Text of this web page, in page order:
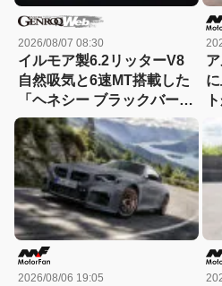
2026/08/07 08:30
イルモア製6.2リッターV8
自然吸気と6速MT搭載した
「ヘネシー ブラックバー
ド」がデビュー【動画】
2026/08/06 19:05